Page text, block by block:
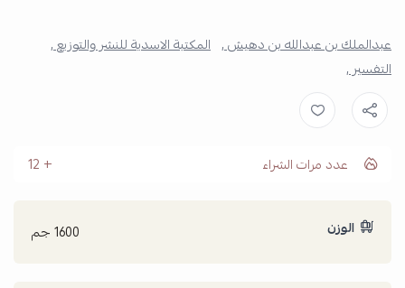
عبدالملك بن عبدالله بن دهيش , المكتبة الاسدية للنشر والتوزيع ,
التفسير ,
عدد مرات الشراء 12
الوزن 1600 جم